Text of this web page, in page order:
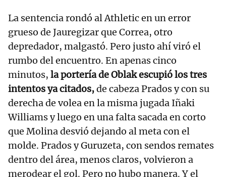
La sentencia rondó al Athletic en un error
grueso de Jauregizar que Correa, otro
depredador, malgastó. Pero justo ahí viró el
rumbo del encuentro. En apenas cinco
minutos, la portería de Oblak escupió los tres
intentos ya citados,de cabeza Prados y con su
derecha de volea en la misma jugada Iñaki
Williams y luego en una falta sacada en corto
que Molina desvió dejando al meta con el
molde. Prados y Guruzeta, con sendos remates
dentro del área, menos claros, volvieron a
merodear el gol. Pero no hubo manera. Y el